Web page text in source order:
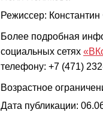
Режиссер: Константин
Более подробная
социальных сетях
телефону: +7 (471)
Возрастное
Дата публикации: